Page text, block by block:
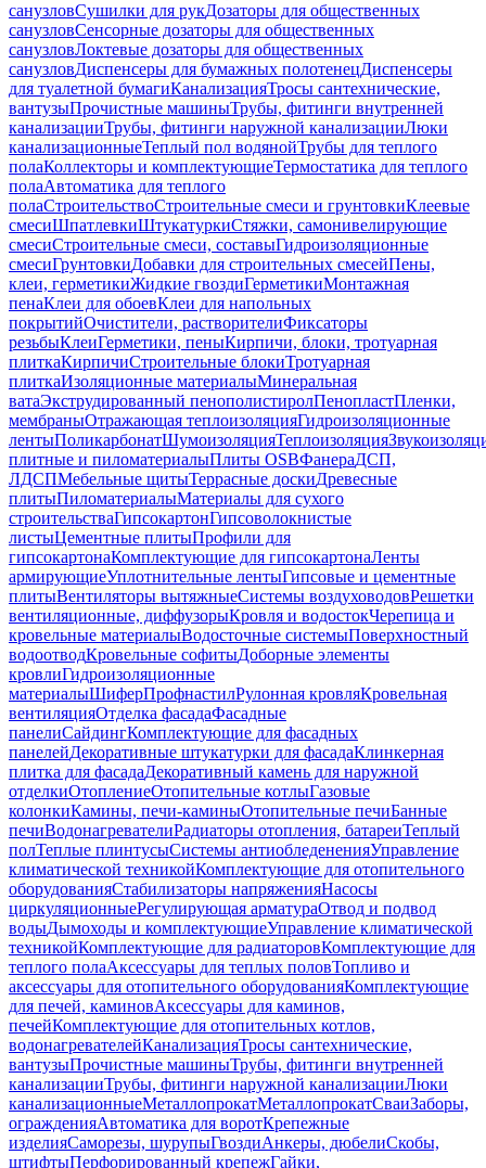
санузловСушилки для рукДозаторы для общественных
санузловСенсорные дозаторы для общественных
санузловЛоктевые дозаторы для общественных
санузловДиспенсеры для бумажных полотенецДиспенсеры
для туалетной бумагиКанализацияТросы сантехнические,
вантузыПрочистные машиныТрубы, фитинги внутренней
канализацииТрубы, фитинги наружной канализацииЛюки
канализационныеТеплый пол водянойТрубы для теплого
полаКоллекторы и комплектующиеТермостатика для теплого
полаАвтоматика для теплого
полаСтроительствоСтроительные смеси и грунтовкиКлеевые
смесиШпатлевкиШтукатуркиСтяжки, самонивелирующие
смесиСтроительные смеси, составыГидроизоляционные
смесиГрунтовкиДобавки для строительных смесейПены,
клеи, герметикиЖидкие гвоздиГерметикиМонтажная
пенаКлеи для обоевКлеи для напольных
покрытийОчистители, растворителиФиксаторы
резьбыКлеиГерметики, пеныКирпичи, блоки, тротуарная
плиткаКирпичиСтроительные блокиТротуарная
плиткаИзоляционные материалыМинеральная
ватаЭкструдированный пенополистиролПенопластПленки,
мембраныОтражающая теплоизоляцияГидроизоляционные
лентыПоликарбонатШумоизоляцияТеплоизоляция
плитные и пиломатериалыПлиты OSBФанераДСП,
ЛДСПМебельные щитыТеррасные доскиДревесные
плитыПиломатериалыМатериалы для сухого
строительстваГипсокартонГипсоволокнистые
листыЦементные плитыПрофили для
гипсокартонаКомплектующие для гипсокартонаЛенты
армирующиеУплотнительные лентыГипсовые и цементные
плитыВентиляторы вытяжныеСистемы воздуховодовРешетки
вентиляционные, диффузорыКровля и водостокЧерепица и
кровельные материалыВодосточные системыПоверхностный
водоотводКровельные софитыДоборные элементы
кровлиГидроизоляционные
материалыШиферПрофнастилРулонная кровляКровельная
вентиляцияОтделка фасадаФасадные
панелиСайдингКомплектующие для фасадных
панелейДекоративные штукатурки для фасадаКлинкерная
плитка для фасадаДекоративный камень для наружной
отделкиОтоплениеОтопительные котлыГазовые
колонкиКамины, печи-каминыОтопительные печиБанные
печиВодонагревателиРадиаторы отопления, батареиТеплый
полТеплые плинтусыСистемы антиобледененияУправление
климатической техникойКомплектующие для отопительного
оборудованияСтабилизаторы напряженияНасосы
циркуляционныеРегулирующая арматураОтвод и подвод
водыДымоходы и комплектующиеУправление климатической
техникойКомплектующие для радиаторовКомплектующие для
теплого полаАксессуары для теплых половТопливо и
аксессуары для отопительного оборудованияКомплектующие
для печей, каминовАксессуары для каминов,
печейКомплектующие для отопительных котлов,
водонагревателейКанализацияТросы сантехнические,
вантузыПрочистные машиныТрубы, фитинги внутренней
канализацииТрубы, фитинги наружной канализацииЛюки
канализационныеМеталлопрокатМеталлопрокатСваиЗаборы,
огражденияАвтоматика для воротКрепежные
изделияСаморезы, шурупыГвоздиАнкеры, дюбелиСкобы,
штифтыПерфорированный крепежГайки,